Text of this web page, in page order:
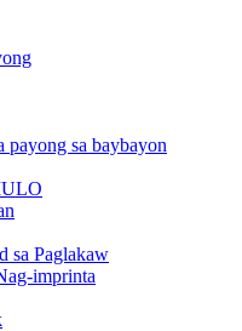
payong sa baybayon
sa Paglakaw
imprinta